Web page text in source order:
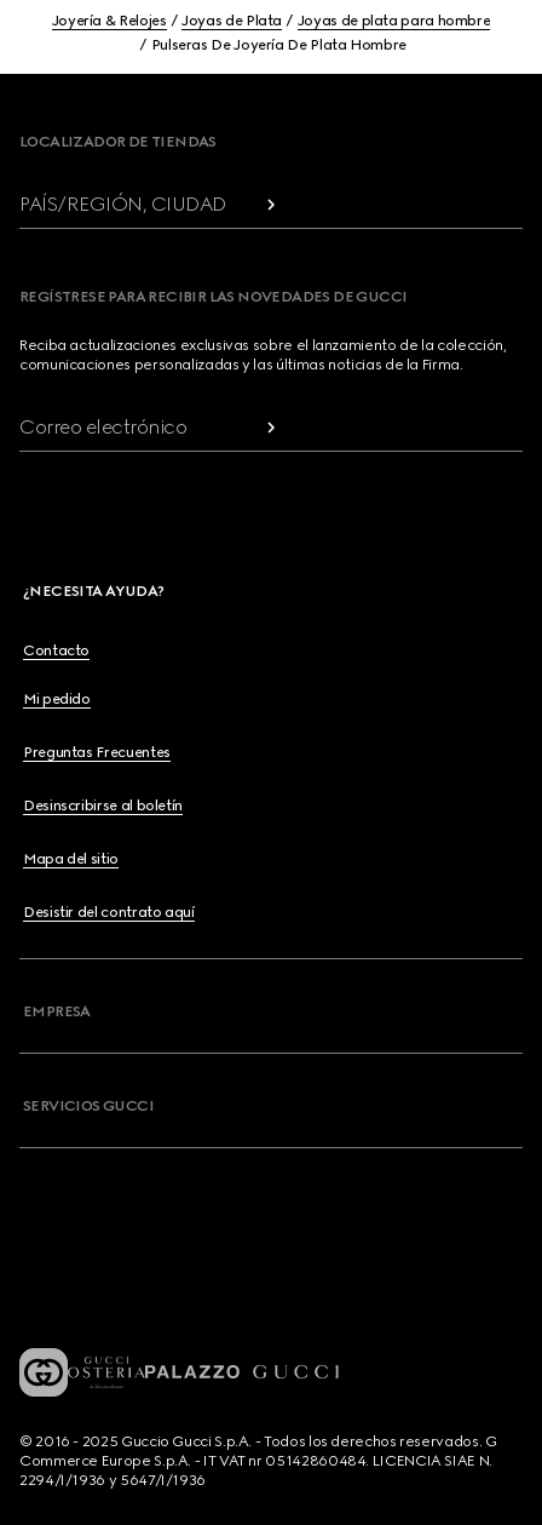
Joyería & Relojes Joyas de Plata
Joyas de plata para hombre
Pulseras De Joyería De Plata Hombre
LOCALIZADOR DE TIENDAS
PAÍS/REGIÓN, CIUDAD
REGÍSTRESE PARA RECIBIR LAS NOVEDADES DE GUCCI
Reciba actualizaciones exclusivas sobre el lanzamiento de la colección,
comunicaciones personalizadas y las últimas noticias de la Firma.
Correo electrónico
¿NECESITA AYUDA?
Contacto
Mi pedido
Preguntas Frecuentes
Desinscribirse al boletín
Mapa del sitio
Desistir del contrato aquí
EMPRESA
SERVICIOS GUCCI
© 2016 - 2025 Guccio Gucci S.p.A. - Todos los derechos reservados. G
Commerce Europe S.p.A. - IT VAT nr 05142860484. LICENCIA SIAE N.
2294/I/1936 y 5647/I/1936